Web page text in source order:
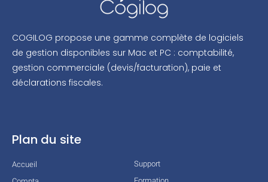
COGILOG propose une gamme complète de logiciels
de gestion disponibles sur Mac et PC : comptabilité,
gestion commerciale (devis/facturation), paie et
déclarations fiscales.
Plan du site
Accueil
Support